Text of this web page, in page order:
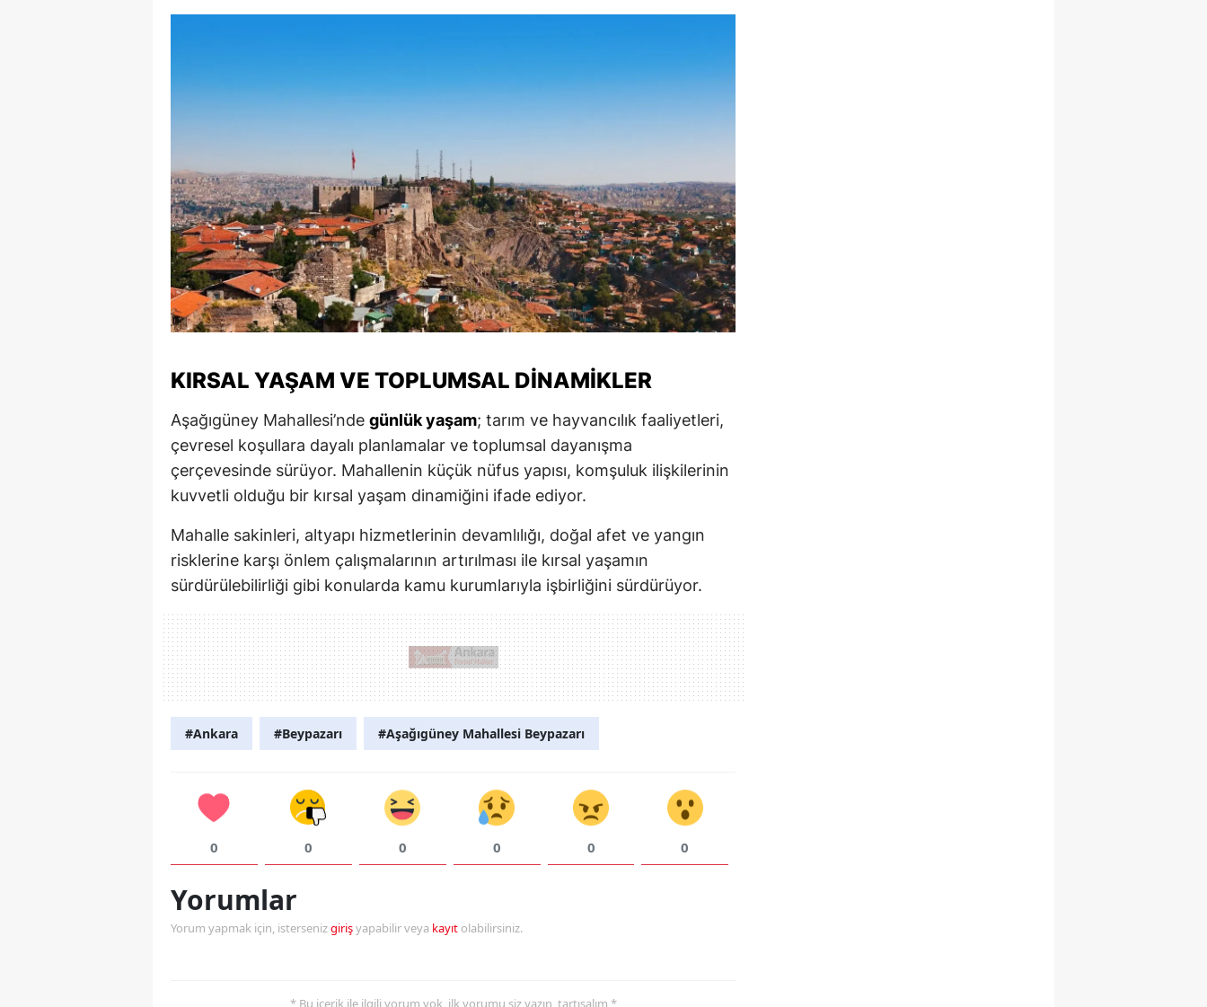
KIRSAL YAŞAM VE TOPLUMSAL DINAMIKLER
Aşağıgüney Mahallesi’nde günlük yaşam; tarım ve hayvancılık faaliyetleri,
çevresel koşullara dayalı planlamalar ve toplumsal dayanışma
çerçevesinde sürüyor. Mahallenin küçük nüfus yapısı, komşuluk ilişkilerinin
kuvvetli olduğu bir kırsal yaşam dinamiğini ifade ediyor.
Mahalle sakinleri, altyapı hizmetlerinin devamlılığı, doğal afet ve yangın
risklerine karşı önlem çalışmalarının artırılması ile kırsal yaşamın
sürdürülebilirliği gibi konularda kamu kurumlarıyla işbirliğini sürdürüyor.
#Ankara #Beypazarı #Aşağıgüney Mahallesi Beypazarı
0 0 0 0 0 0
Yorumlar
Yorum yapmak için, istersenizgirişyapabilir veya kayıt olabilirsiniz.
* Bu içerik ile ilgili yorum yok, ilk yorumu siz yazın, tartışalım *